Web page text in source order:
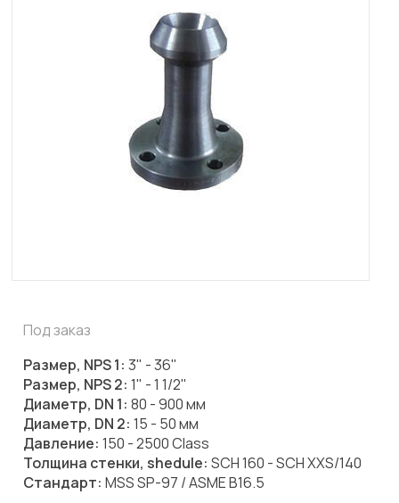
Под заказ
Размер, NPS 1: 3" - 36"
Размер, NPS 2: 1" - 1 1/2"
Диаметр, DN 1: 80 - 900 мм
Диаметр, DN 2: 15 - 50 мм
Давление: 150 - 2500 Class
Толщина стенки, shedule: SCH 160 - SCH XXS/140
Стандарт: MSS SP-97 / ASME B16.5